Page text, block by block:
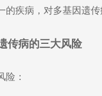
疾病，对多基因遗
传病的三大风险
险：